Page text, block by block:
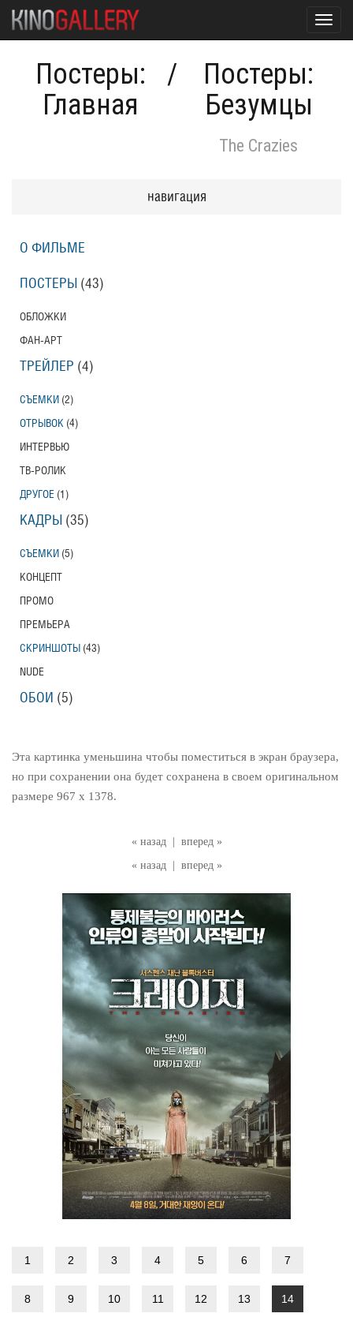
Постеры:
Главная
/
Постеры:
Безумцы
The Crazies
« назад
вперед »
« назад
вперед »
Эта картинка уменьшина чтобы поместиться в экран браузера,
но при сохранении она будет сохранена в своем оригинальном
размере 967 x 1378.
1 2 3 4 5 6 7
8 9 10 11 12 13 14
навигация
О ФИЛЬМЕ
ПОСТЕРЫ (43)
ОБЛОЖКИ
ФАН-АРТ
ТРЕЙЛЕР (4)
СЪЕМКИ (2)
ОТРЫВОК (4)
ИНТЕРВЬЮ
ТВ-РОЛИК
ДРУГОЕ (1)
КАДРЫ (35)
СЪЕМКИ (5)
КОНЦЕПТ
ПРОМО
ПРЕМЬЕРА
СКРИНШОТЫ (43)
NUDE
ОБОИ (5)